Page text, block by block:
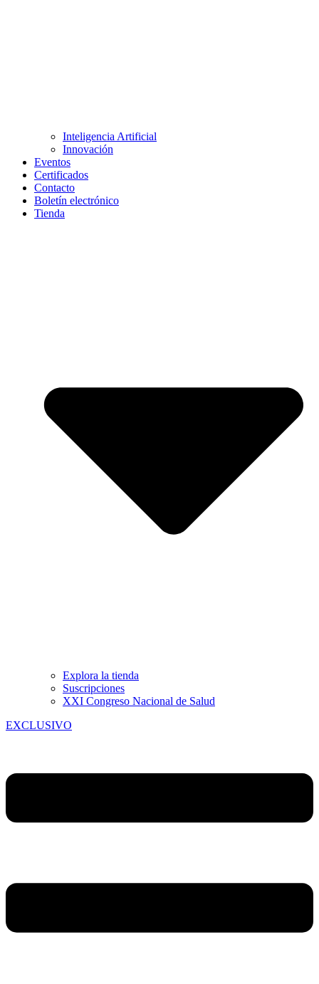
Inteligencia Artificial
Innovación
Eventos
Certificados
Contacto
Boletín electrónico
Tienda
Explora la tienda
Suscripciones
XXI Congreso Nacional de Salud
EXCLUSIVO